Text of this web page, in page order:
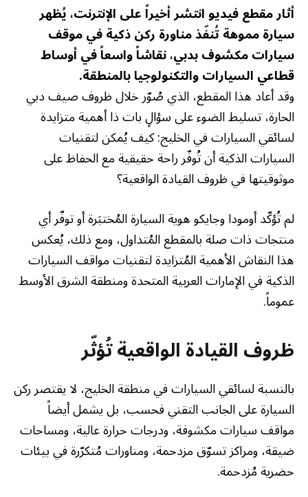
أثار مقطع فيديو انتشر أخيراً على الإنترنت، يُظهر
سيارة مموهة تُنفّذ مناورة ركن ذكية في موقف
سيارات مكشوف بدبي، نقاشاً واسعاً في أوساط
قطاعي السيارات والتكنولوجيا بالمنطقة.
وقد أعاد هذا المقطع، الذي صُوّر خلال ظروف صيف دبي
الحارة، تسليط الضوء على سؤالٍ بات ذا أهمية متزايدة
لسائقي السيارات في الخليج: كيف يُمكن لتقنيات
السيارات الذكية أن تُوفّر راحة حقيقية مع الحفاظ على
موثوقيتها في ظروف القيادة الواقعية؟
لم تُؤكّد أومودا وجايكو هوية السيارة المُختبَرة أو توفّر أي
منتجات ذات صلة بالمقطع المُتداول، ومع ذلك، يُعكس
هذا النقاش الأهمية المُتزايدة لتقنيات مواقف السيارات
الذكية في الإمارات العربية المتحدة ومنطقة الشرق الأوسط
عموماً.
ظروف القيادة الواقعية تُؤثّر
بالنسبة لسائقي السيارات في منطقة الخليج، لا يقتصر ركن
السيارة على الجانب التقني فحسب، بل يشمل أيضاً
مواقف سيارات مكشوفة، ودرجات حرارة عالية، ومساحات
ضيقة، ومراكز تسوّق مزدحمة، ومناورات مُتكرّرة في بيئات
حضرية مُزدحمة.